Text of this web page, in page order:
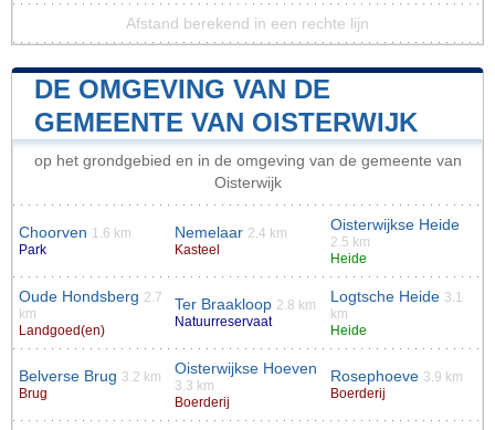
Afstand berekend in een rechte lijn
DE OMGEVING VAN DE
GEMEENTE VAN OISTERWIJK
op het grondgebied en in de omgeving van de gemeente van
Oisterwijk
Choorven 1.6 km
Park
Nemelaar 2.4 km
Kasteel
Oisterwijkse Heide
2.5 km
Heide
Oude Hondsberg 2.7
km
Landgoed(en)
Ter Braakloop 2.8 km
Natuurreservaat
Logtsche Heide 3.1
km
Heide
Belverse Brug 3.2 km
Brug
Oisterwijkse Hoeven
3.3 km
Boerderij
Rosephoeve 3.9 km
Boerderij